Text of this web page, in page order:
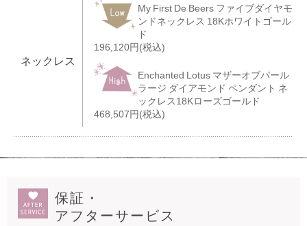
ネックレス
My First De Beers ファイブダイヤモ
ンドネックレス 18Kホワイトゴール
ド
196,120円(税込)
Enchanted Lotus マザーオブパール
ラージ ダイアモンド ペンダント ネ
ックレス18Kローズゴールド
468,507円(税込)
保証・
アフターサービス